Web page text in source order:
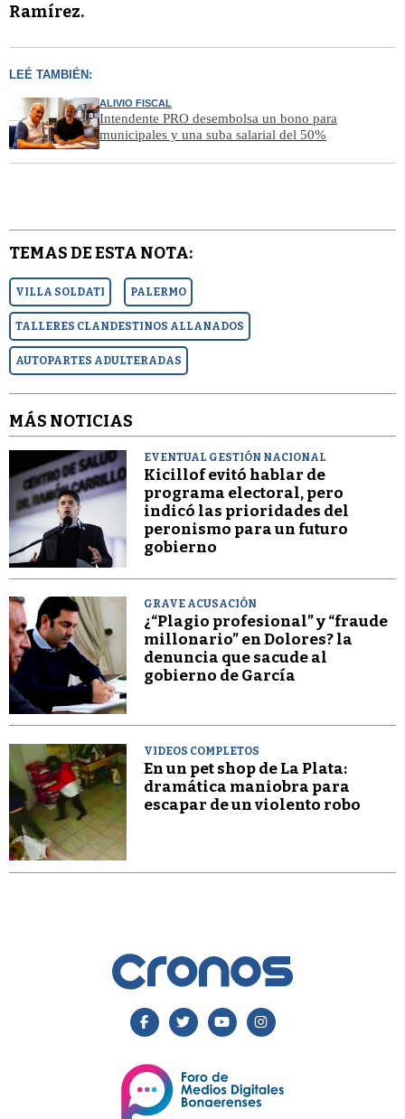
Ramírez.
LEÉ TAMBIÉN:
ALIVIO FISCAL
Intendente PRO desembolsa un bono para
municipales y una suba salarial del 50%
TEMAS DE ESTA NOTA:
VILLA SOLDATI PALERMO
TALLERES CLANDESTINOS ALLANADOS
AUTOPARTES ADULTERADAS
MÁS NOTICIAS
EVENTUAL GESTIÓN NACIONAL
Kicillof evitó hablar de
programa electoral, pero
indicó las prioridades del
peronismo para un futuro
gobierno
GRAVE ACUSACIÓN
¿“Plagio profesional” y “fraude
millonario” en Dolores? la
denuncia que sacude al
gobierno de García
VIDEOS COMPLETOS
En un pet shop de La Plata:
dramática maniobra para
escapar de un violento robo